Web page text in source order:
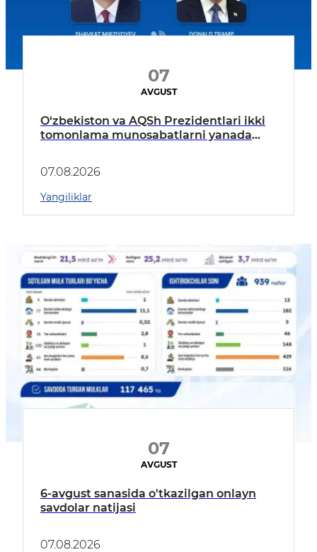
07
AVGUST
O‘zbekiston va AQSh Prezidentlari ikki
tomonlama munosabatlarni yanada
07.08.2026
Yangiliklar
07
AVGUST
6-avgust sanasida o'tkazilgan onlayn
savdolar natijasi
07.08.2026